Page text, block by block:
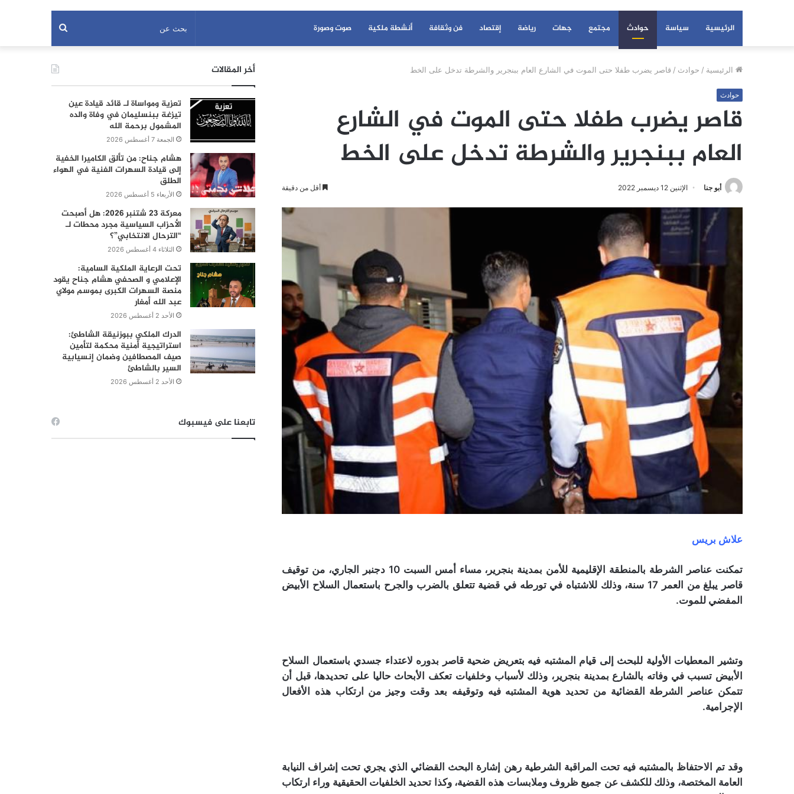
الرئيسية سياسة حوادث مجتمع جهات رياضة إقتصاد فن وثقافة أنشطة ملكية صوت وصورة بحث
عن
الرئيسية / حوادث / قاصر يضرب طفلا حتى الموت في الشارع العام ببنجرير والشرطة تدخل على الخط
حوادث
قاصر يضرب طفلا حتى الموت في الشارع
العام ببنجرير والشرطة تدخل على الخط
أبو جنا الإثنين 12 ديسمبر 2022 أقل من دقيقة
علاش بريس
تمكنت عناصر الشرطة بالمنطقة الإقليمية للأمن بمدينة بنجرير، مساء أمس السبت 10 دجنبر الجاري، من توقيف
قاصر يبلغ من العمر 17 سنة، وذلك للاشتباه في تورطه في قضية تتعلق بالضرب والجرح باستعمال السلاح الأبيض
المفضي للموت.
وتشير المعطيات الأولية للبحث إلى قيام المشتبه فيه بتعريض ضحية قاصر بدوره لاعتداء جسدي باستعمال السلاح
الأبيض تسبب في وفاته بالشارع بمدينة بنجرير، وذلك لأسباب وخلفيات تعكف الأبحاث حاليا على تحديدها، قبل أن
تتمكن عناصر الشرطة القضائية من تحديد هوية المشتبه فيه وتوقيفه بعد وقت وجيز من ارتكاب هذه الأفعال
الإجرامية.
وقد تم الاحتفاظ بالمشتبه فيه تحت المراقبة الشرطية رهن إشارة البحث القضائي الذي يجري تحت إشراف النيابة
العامة المختصة، وذلك للكشف عن جميع ظروف وملابسات هذه القضية، وكذا تحديد الخلفيات الحقيقية وراء ارتكاب
أخر المقالات
تعزية ومواساة لـ قائد قيادة عين
تيزغة ببنسليمان في وفاة والده
المشمول برحمة الله
الجمعة 7 أغسطس 2026
هشام جناح: من تألق الكاميرا الخفية
إلى قيادة السهرات الفنية في الهواء
الطلق
الأربعاء 5 أغسطس 2026
معركة 23 شتنبر 2026: هل أصبحت
الأحزاب السياسية مجرد محطات لـ
“الترحال الانتخابي”؟
الثلاثاء 4 أغسطس 2026
تحت الرعاية الملكية السامية:
الإعلامي و الصحفي هشام جناح يقود
منصة السهرات الكبرى بموسم مولاي
عبد الله أمغار
الأحد 2 أغسطس 2026
الدرك الملكي ببوزنيقة الشاطئ:
استراتيجية أمنية محكمة لتأمين
صيف المصطافين وضمان إنسيابية
السير بالشاطئ
الأحد 2 أغسطس 2026
تابعنا على فيسبوك